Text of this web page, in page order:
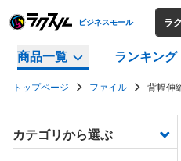
ビジネスモール ラ
商品一覧 ランキング
トップページ ファイル 背幅伸
カテゴリから選ぶ